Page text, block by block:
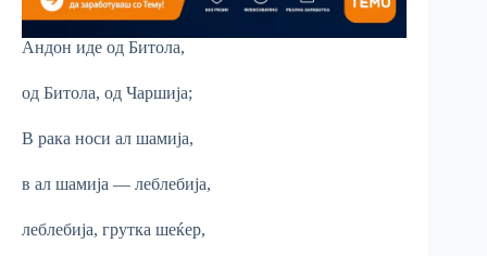
Андон иде од Битола,
од Битола, од Чаршија;
В рака носи ал шамија,
в ал шамија — леблебија,
леблебија, грутка шеќер,